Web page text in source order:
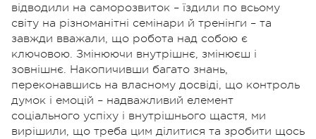
відводили на саморозвиток – їздили по всьому
світу на різноманітні семінари й тренінги – та
завжди вважали, що робота над собою є
ключовою. Змінюючи внутрішнє, змінюєш і
зовнішнє. Накопичивши багато знань,
переконавшись на власному досвіді, що контроль
думок і емоцій – надважливий елемент
соціального успіху і внутрішнього щастя, ми
вирішили, що треба цим ділитися та зробити щось